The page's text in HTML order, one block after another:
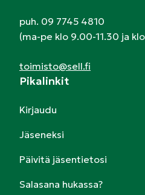
puh. 09 7745 4810
(ma-pe klo 9.00-11.30 ja
toimisto@sell.fi
Pikalinkit
Kirjaudu
Jäseneksi
Päivitä jäsentietosi
Salasana hukassa?